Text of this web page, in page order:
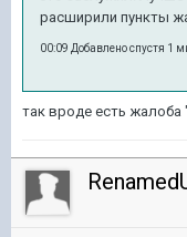
расширили пункты
00:09 Добавлено спустя 1
так вроде есть жалоба